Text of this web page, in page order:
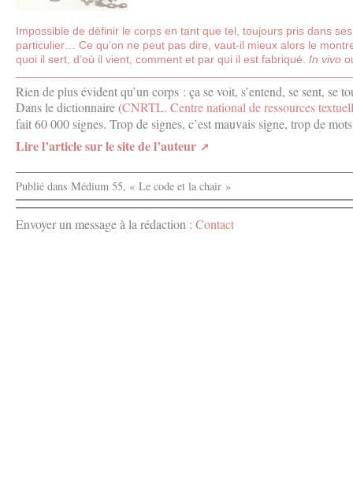
Impossible de définir le corps en tant que tel, toujours pris dans
particulier… Ce qu’on ne peut pas dire, vaut-il mieux alors le
quoi il sert, d’où il vient, comment et par qui il est fabriqué. In vivo
Rien de plus évident qu’un corps : ça se voit, s’entend, se sent, se
Dans le dictionnaire (CNRTL. Centre national de ressources
fait 60 000 signes. Trop de signes, c’est mauvais signe, trop de
Lire l’article sur le site de l’auteur
Publié dans Médium 55, « Le code et la chair »
Envoyer un message à la rédaction : Contact